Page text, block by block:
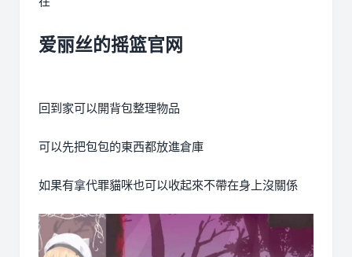
爱丽丝的摇篮官网
回到家可以開背包整理物品
可以先把包包的東西都放進倉庫
如果有拿代罪貓咪也可以收起來不帶在身上沒關係